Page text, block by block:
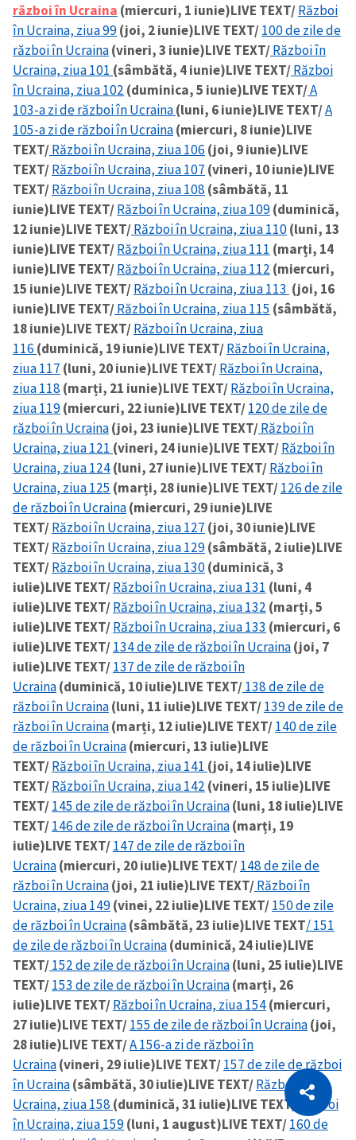
Copiază Link
război în Ucraina (miercuri, 1 iunie)LIVE TEXT/Război
în Ucraina, ziua 99(joi, 2 iunie)LIVE TEXT/100 de zile de
război în Ucraina(vineri, 3 iunie)LIVE TEXT/Război în
Ucraina, ziua 101 (sâmbătă, 4 iunie)LIVE TEXT/Război
în Ucraina, ziua 102 (duminica, 5 iunie)LIVE TEXT/A
103-a zi de război în Ucraina(luni, 6 iunie)LIVE TEXT/A
105-a zi de război în Ucraina(miercuri, 8 iunie)LIVE
TEXT/Război în Ucraina, ziua 106 (joi, 9 iunie)LIVE
TEXT/Război în Ucraina, ziua 107 (vineri, 10 iunie)LIVE
TEXT/Război în Ucraina, ziua 108 (sâmbătă, 11
iunie)LIVE TEXT/Război în Ucraina, ziua 109(duminică,
12 iunie)LIVE TEXT/Război în Ucraina, ziua 110(luni, 13
iunie)LIVE TEXT/Război în Ucraina, ziua 111 (marți, 14
iunie)LIVE TEXT/Război în Ucraina, ziua 112 (miercuri,
15 iunie)LIVE TEXT/Război în Ucraina, ziua 113 (joi, 16
iunie)LIVE TEXT/Război în Ucraina, ziua 115 (sâmbătă,
18 iunie)LIVE TEXT/Război în Ucraina, ziua
116 (duminică, 19 iunie)LIVE TEXT/Război în Ucraina,
ziua 117 (luni, 20 iunie)LIVE TEXT/Război în Ucraina,
ziua 118 (marți, 21 iunie)LIVE TEXT/Război în Ucraina,
ziua 119(miercuri, 22 iunie)LIVE TEXT/120 de zile de
război în Ucraina(joi, 23 iunie)LIVE TEXT/Război în
Ucraina, ziua 121 (vineri, 24 iunie)LIVE TEXT/Război în
Ucraina, ziua 124(luni, 27 iunie)LIVE TEXT/Război în
Ucraina, ziua 125 (marți, 28 iunie)LIVE TEXT/126 de zile
de război în Ucraina(miercuri, 29 iunie)LIVE
TEXT/Război în Ucraina, ziua 127 (joi, 30 iunie)LIVE
TEXT/Război în Ucraina, ziua 129(sâmbătă, 2 iulie)LIVE
TEXT/Război în Ucraina, ziua 130(duminică, 3
iulie)LIVE TEXT/Război în Ucraina, ziua 131 (luni, 4
iulie)LIVE TEXT/Război în Ucraina, ziua 132 (marți, 5
iulie)LIVE TEXT/Război în Ucraina, ziua 133 (miercuri, 6
iulie)LIVE TEXT/134 de zile de război în Ucraina(joi, 7
iulie)LIVE TEXT/137 de zile de război în
Ucraina(duminică, 10 iulie)LIVE TEXT/138 de zile de
război în Ucraina(luni, 11 iulie)LIVE TEXT/139 de zile de
război în Ucraina(marți, 12 iulie)LIVE TEXT/140 de zile
de război în Ucraina(miercuri, 13 iulie)LIVE
TEXT/Război în Ucraina, ziua 141 (joi, 14 iulie)LIVE
TEXT/Război în Ucraina, ziua 142 (vineri, 15 iulie)LIVE
TEXT/145 de zile de război în Ucraina(luni, 18 iulie)LIVE
TEXT/146 de zile de război în Ucraina(marți, 19
iulie)LIVE TEXT/147 de zile de război în
Ucraina(miercuri, 20 iulie)LIVE TEXT/148 de zile de
război în Ucraina(joi, 21 iulie)LIVE TEXT/Război în
Ucraina, ziua 149(vinei, 22 iulie)LIVE TEXT/150 de zile
de război în Ucraina(sâmbătă, 23 iulie)LIVE TEXT/ 151
de zile de război în Ucraina(duminică, 24 iulie)LIVE
TEXT/152 de zile de război în Ucraina(luni, 25 iulie)LIVE
TEXT/153 de zile de război în Ucraina(marți, 26
iulie)LIVE TEXT/Război în Ucraina, ziua 154(miercuri,
27 iulie)LIVE TEXT/155 de zile de război în Ucraina(joi,
28 iulie)LIVE TEXT/A 156-a zi de război în
Ucraina(vineri, 29 iulie)LIVE TEXT/157 de zile de război
în Ucraina(sâmbătă, 30 iulie)LIVE TEXT/Război în
Ucraina, ziua 158 (duminică, 31 iulie)LIVE TEXT/
Război
în Ucraina, ziua 159(luni, 1 august)LIVE TEXT/160 de
Citește articolul
CITEȘTE